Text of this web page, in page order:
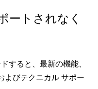
ートされなく
すると、最新の機能、
よびテクニカル サポー